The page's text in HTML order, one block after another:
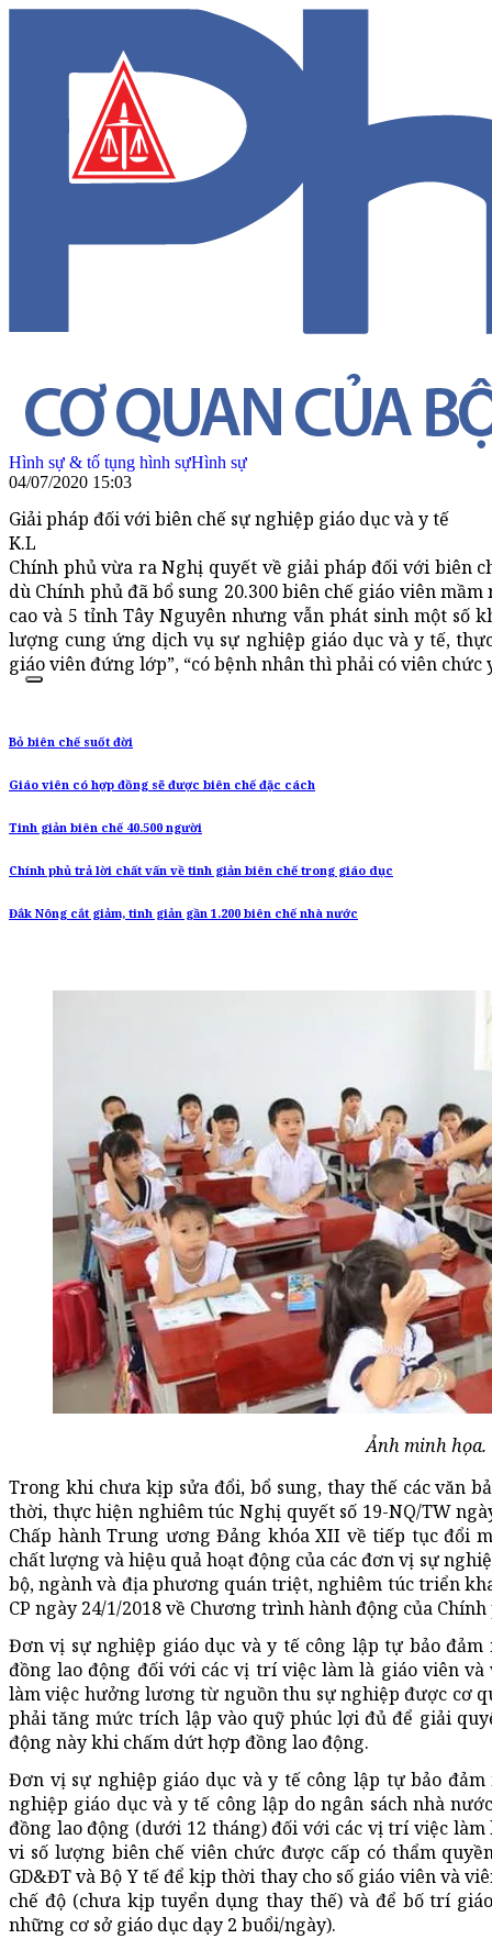
Hình sự & tố tụng hình sựHình sự
04/07/2020 15:03
Giải pháp đối với biên chế sự nghiệp giáo dục và y tế
K.L
Chính phủ vừa ra Nghị quyết về giải pháp đối với biên
dù Chính phủ đã bổ sung 20.300 biên chế giáo viên
cao và 5 tỉnh Tây Nguyên nhưng vẫn phát sinh một số
lượng cung ứng dịch vụ sự nghiệp giáo dục và y tế,
giáo viên đứng lớp”, “có bệnh nhân thì phải có viên chức
Bỏ biên chế suốt đời
Giáo viên có hợp đồng sẽ được biên chế đặc cách
Tinh giản biên chế 40.500 người
Chính phủ trả lời chất vấn về tinh giản biên chế trong giáo dục
Đắk Nông cắt giảm, tinh giản gần 1.200 biên chế nhà nước
Ảnh minh họa.
Trong khi chưa kịp sửa đổi, bổ sung, thay thế các văn
thời, thực hiện nghiêm túc Nghị quyết số 19-NQ/TW
Chấp hành Trung ương Đảng khóa XII về tiếp tục đổi
chất lượng và hiệu quả hoạt động của các đơn vị sự
bộ, ngành và địa phương quán triệt, nghiêm túc triển
CP ngày 24/1/2018 về Chương trình hành động của
Đơn vị sự nghiệp giáo dục và y tế công lập tự bảo
đồng lao động đối với các vị trí việc làm là giáo viên
làm việc hưởng lương từ nguồn thu sự nghiệp được cơ
phải tăng mức trích lập vào quỹ phúc lợi đủ để giải
động này khi chấm dứt hợp đồng lao động.
Đơn vị sự nghiệp giáo dục và y tế công lập tự bảo
nghiệp giáo dục và y tế công lập do ngân sách nhà
đồng lao động (dưới 12 tháng) đối với các vị trí việc
vi số lượng biên chế viên chức được cấp có thẩm
GD&ĐT và Bộ Y tế để kịp thời thay cho số giáo viên và
chế độ (chưa kịp tuyển dụng thay thế) và để bố trí
những cơ sở giáo dục dạy 2 buổi/ngày).